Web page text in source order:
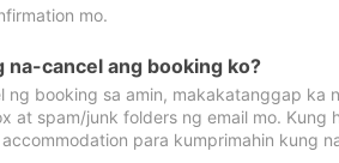
mo.
na-cancel ang booking ko?
ng booking sa amin, makakatanggap ka
at spam/junk folders ng email mo. Kung
para kumprimahin kung